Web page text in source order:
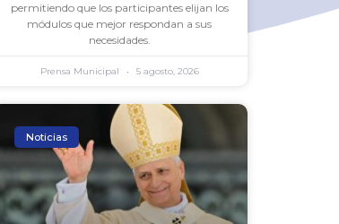
permitiendo que los participantes elijan los
módulos que mejor respondan a sus
necesidades.
Prensa Municipal 5 agosto, 2026
Noticias